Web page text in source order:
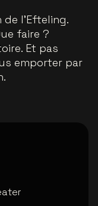
de l'Efteling.
faire ?
Et pas
emporter par